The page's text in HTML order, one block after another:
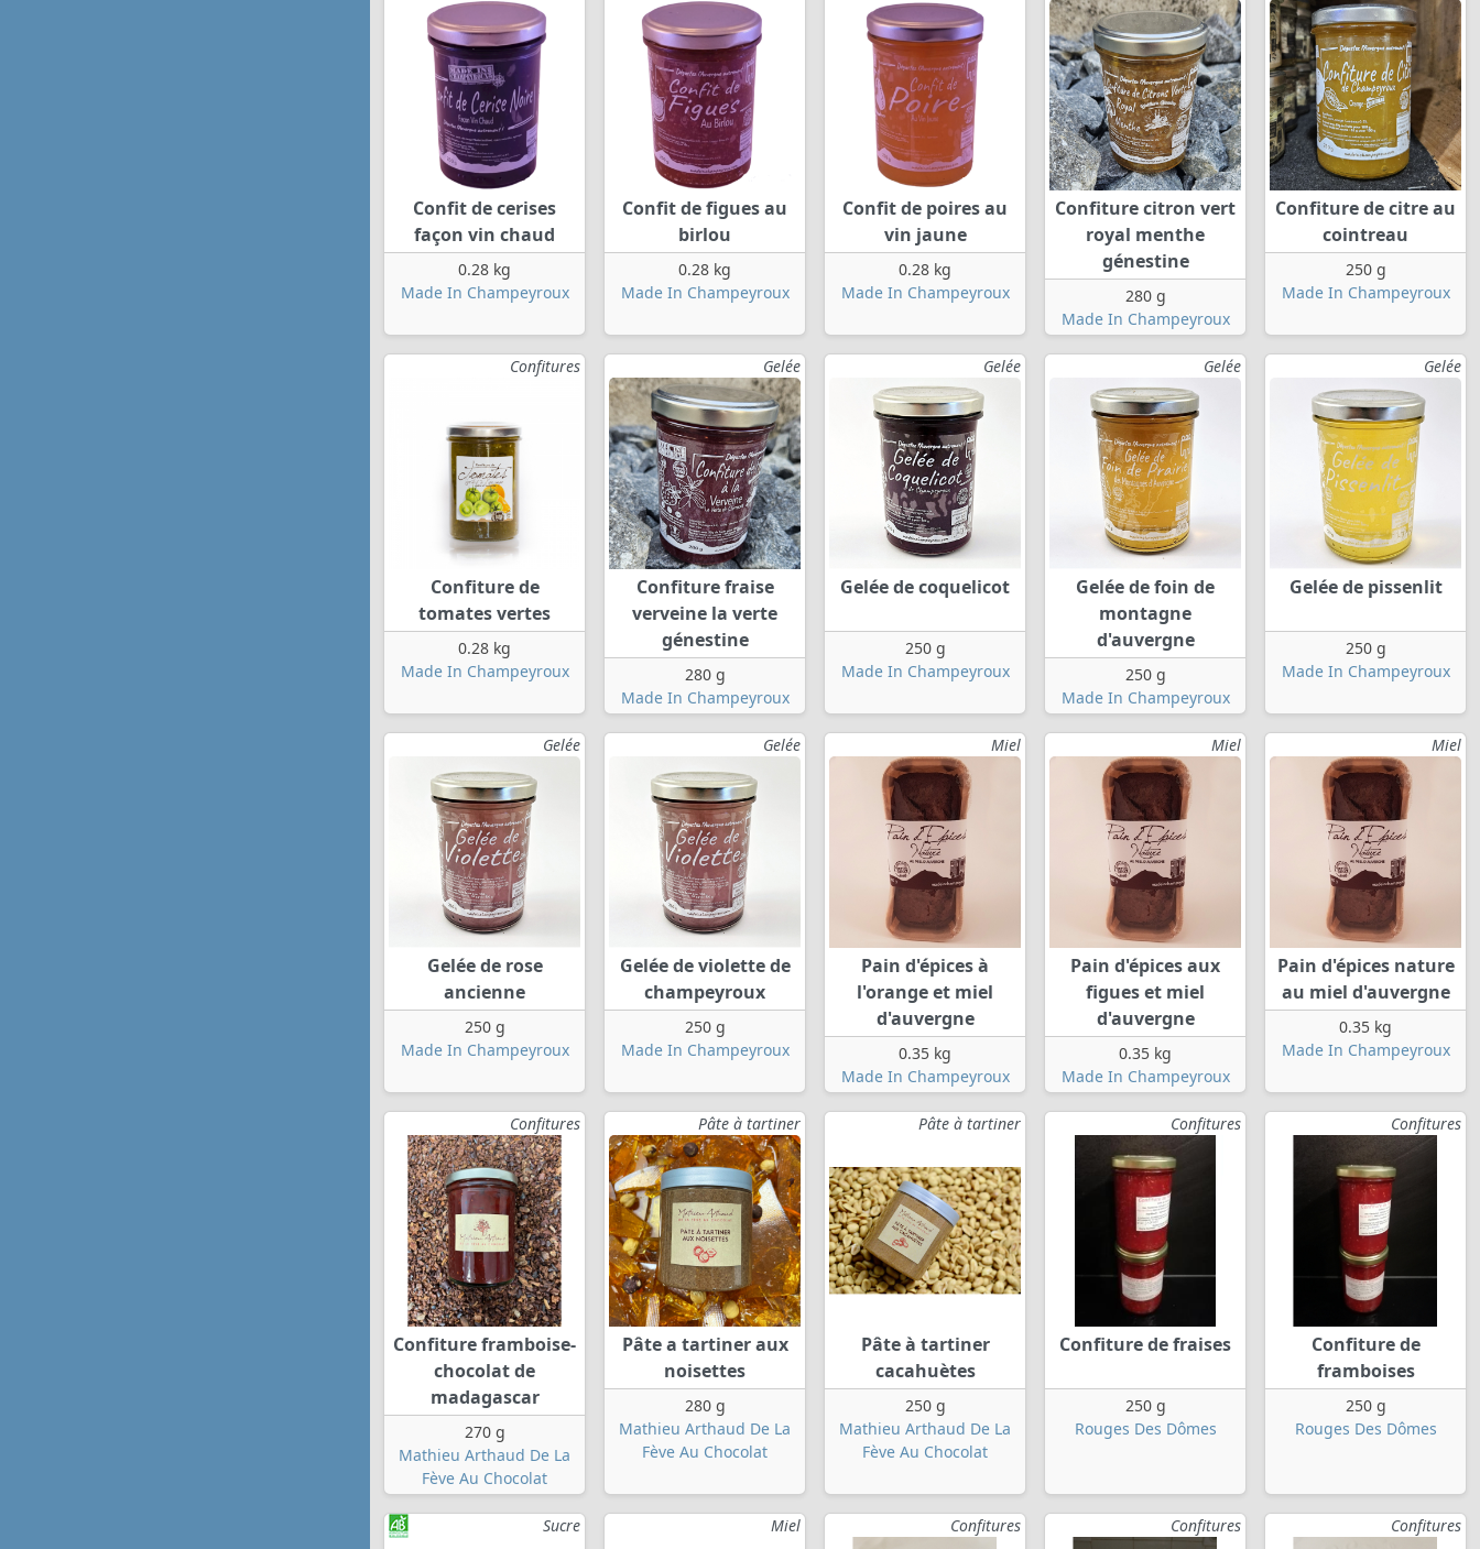
Confit de cerises
façon vin chaud
0.28 kg
Made In Champeyroux
Confit de figues au
birlou
0.28 kg
Made In Champeyroux
Confit de poires au
vin jaune
0.28 kg
Made In Champeyroux
Confiture citron vert
royal menthe
génestine
280 g
Made In Champeyroux
Confiture de citre au
cointreau
250 g
Made In Champeyroux
Confitures
Confiture de
tomates vertes
0.28 kg
Made In Champeyroux
Gelée
Confiture fraise
verveine la verte
génestine
280 g
Made In Champeyroux
Gelée
Gelée de coquelicot
250 g
Made In Champeyroux
Gelée
Gelée de foin de
montagne
d'auvergne
250 g
Made In Champeyroux
Gelée
Gelée de pissenlit
250 g
Made In Champeyroux
Gelée
Gelée de rose
ancienne
250 g
Made In Champeyroux
Gelée
Gelée de violette de
champeyroux
250 g
Made In Champeyroux
Miel
Pain d'épices à
l'orange et miel
d'auvergne
0.35 kg
Made In Champeyroux
Miel
Pain d'épices aux
figues et miel
d'auvergne
0.35 kg
Made In Champeyroux
Miel
Pain d'épices nature
au miel d'auvergne
0.35 kg
Made In Champeyroux
Confitures
Confiture framboise-
chocolat de
madagascar
270 g
Mathieu Arthaud De La
Fève Au Chocolat
Pâte à tartiner
Pâte a tartiner aux
noisettes
280 g
Mathieu Arthaud De La
Fève Au Chocolat
Pâte à tartiner
Pâte à tartiner
cacahuètes
250 g
Mathieu Arthaud De La
Fève Au Chocolat
Confitures
Confiture de fraises
250 g
Rouges Des Dômes
Confitures
Confiture de
framboises
250 g
Rouges Des Dômes
Sucre Miel Confitures Confitures Confitures